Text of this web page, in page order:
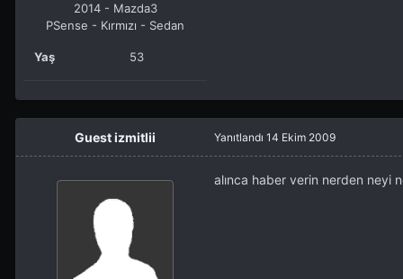
2014 - Mazda3
PSense - Kırmızı - Sedan
Yaş 53
Guest izmitlii Yanıtlandı 14 Ekim 2009
alınca haber verin nerden neyi